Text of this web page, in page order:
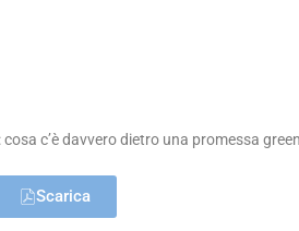
c’è davvero dietro una promessa
Scarica